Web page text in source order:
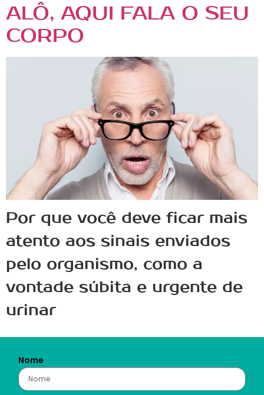
ALÔ, AQUI FALA O SEU
CORPO
Por que você deve ficar mais
atento aos sinais enviados
pelo organismo, como a
vontade súbita e urgente de
urinar
Nome